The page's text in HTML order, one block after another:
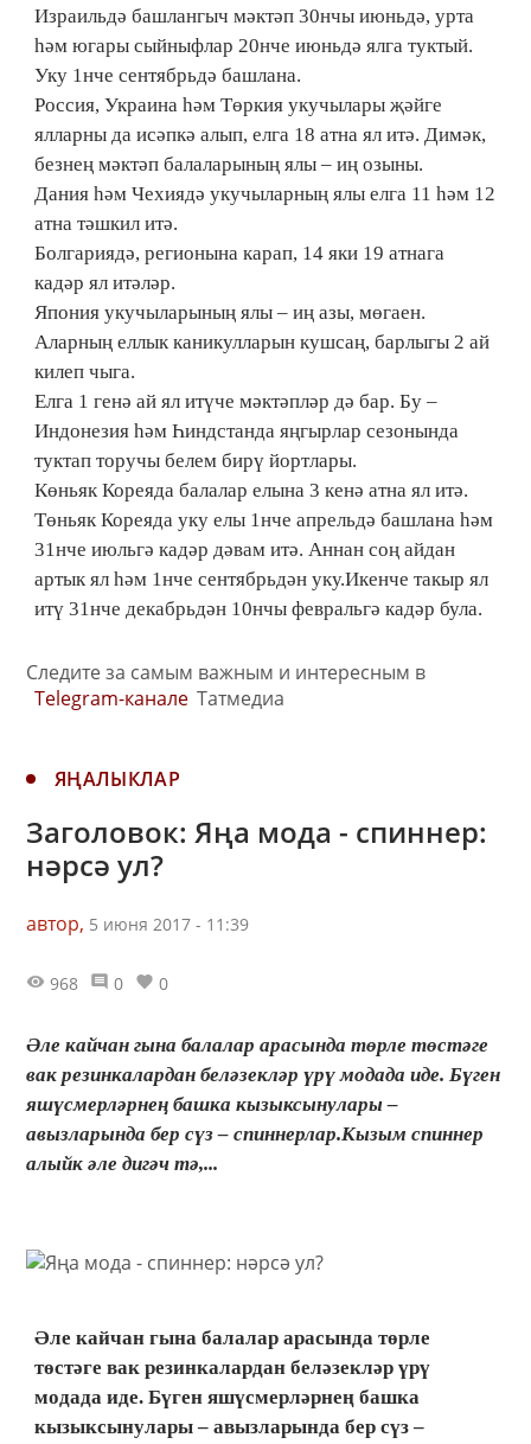
Израильдә башлангыч мәктәп 30нчы июньдә, урта
һәм югары сыйныфлар 20нче июньдә ялга туктый.
Уку 1нче сентябрьдә башлана.
Россия, Украина һәм Төркия укучылары җәйге
ялларны да исәпкә алып, елга 18 атна ял итә. Димәк,
безнең мәктәп балаларының ялы – иң озыны.
Дания һәм Чехиядә укучыларның ялы елга 11 һәм 12
атна тәшкил итә.
Болгариядә, регионына карап, 14 яки 19 атнага
кадәр ял итәләр.
Япония укучыларының ялы – иң азы, мөгаен.
Аларның еллык каникулларын кушсаң, барлыгы 2 ай
килеп чыга.
Елга 1 генә ай ял итүче мәктәпләр дә бар. Бу –
Индонезия һәм Һиндстанда яңгырлар сезонында
туктап торучы белем бирү йортлары.
Көньяк Кореяда балалар елына 3 кенә атна ял итә.
Төньяк Кореяда уку елы 1нче апрельдә башлана һәм
31нче июльгә кадәр дәвам итә. Аннан соң айдан
артык ял һәм 1нче сентябрьдән уку.Икенче такыр ял
итү 31нче декабрьдән 10нчы февральгә кадәр була.
Следите за самым важным и интересным в
Telegram-канале Татмедиа
ЯҢАЛЫКЛАР
Заголовок: Яңа мода - спиннер:
нәрсә ул?
автор, 5 июня 2017 - 11:39
968 0 0
Әле кайчан гына балалар арасында төрле төстәге
вак резинкалардан беләзекләр үрү модада иде. Бүген
яшүсмерләрнең башка кызыксынулары –
авызларында бер сүз – спиннерлар.Кызым спиннер
алыйк әле дигәч тә,...
Әле кайчан гына балалар арасында төрле
төстәге вак резинкалардан беләзекләр үрү
модада иде. Бүген яшүсмерләрнең башка
кызыксынулары – авызларында бер сүз –